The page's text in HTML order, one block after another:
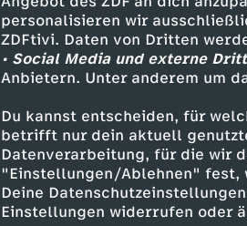
personalisieren wir
ZDFtivi. Daten von Dritten
• Social Media und externe
Anbietern. Unter anderem um
Du kannst entscheiden, für
betrifft nur dein aktuell
Datenverarbeitung, für die wir
"Einstellungen/Ablehnen" fest,
Deine
Einstellungen widerrufen oder
Darsteller
Anton Stadler -
Sebastian König -
Michael Mohr - Max
Marie Hofer - Karin
Miriam Stockl -
Patrizia Ortmann -
Polizeidirektor Gert
Jo Caspar -